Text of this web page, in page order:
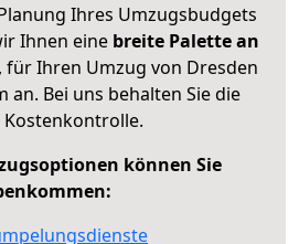
Ihres Umzugsbudgets
Ihnen eine breite Palette an
, für Ihren Umzug von Dresden
an. Bei uns behalten Sie die
Kostenkontrolle.
können Sie